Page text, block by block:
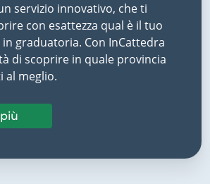
servizio innovativo, che ti
con esattezza qual è il tuo
graduatoria. Con InCattedra
di scoprire in quale provincia
al meglio.